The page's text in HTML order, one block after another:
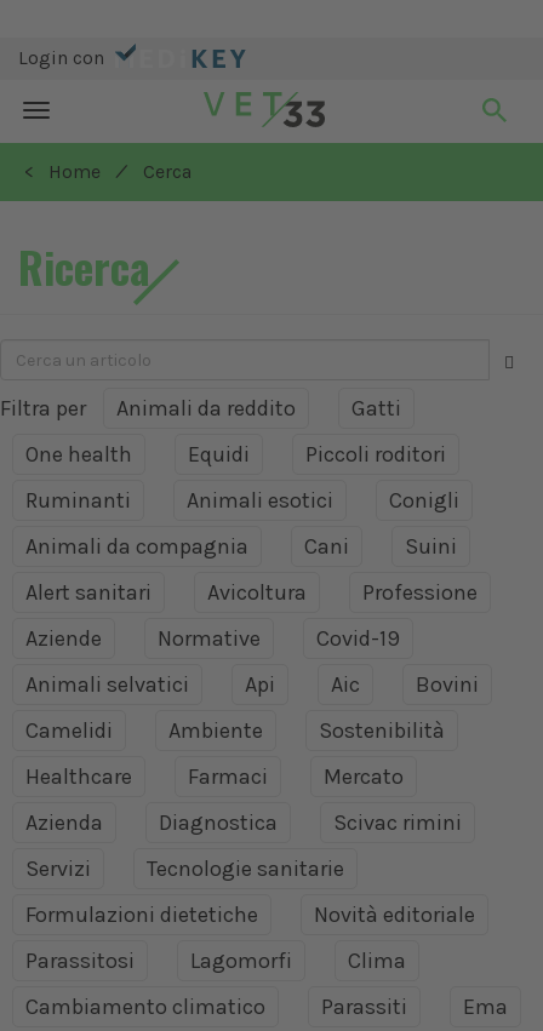
Login con
Toggle
navigation
< Home
/ Cerca
Ricerca
Filtra per Animali da reddito
Gatti
One health
Equidi
Piccoli roditori
Ruminanti
Animali esotici
Conigli
Animali da compagnia
Cani
Suini
Alert sanitari
Avicoltura
Professione
Aziende
Normative
Covid-19
Animali selvatici
Api Aic
Bovini
Camelidi
Ambiente
Sostenibilità
Healthcare
Farmaci
Mercato
Azienda
Diagnostica
Scivac rimini
Servizi
Tecnologie sanitarie
Formulazioni dietetiche
Novità editoriale
Parassitosi
Lagomorfi
Clima
Cambiamento climatico
Parassiti
Ema